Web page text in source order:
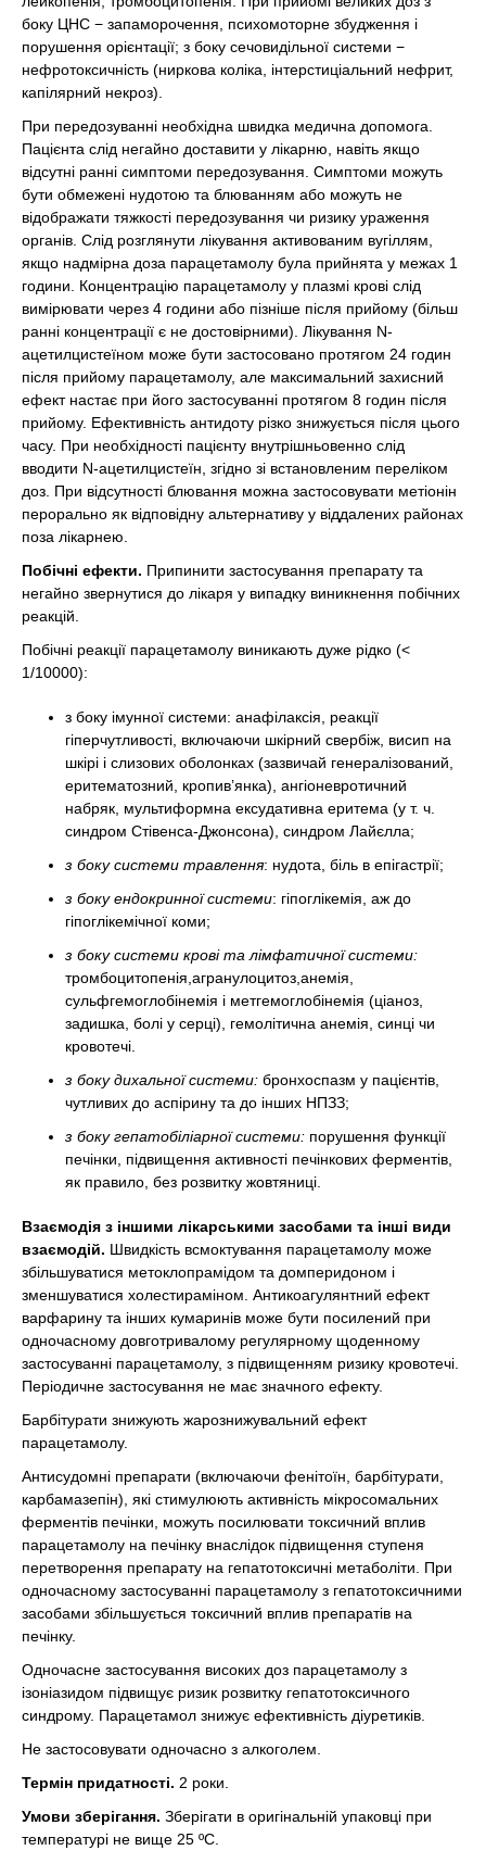
боку ЦНС − запаморочення, психомоторне збудження і
порушення орієнтації; з боку сечовидільної системи −
нефротоксичність (ниркова коліка, інтерстиціальний нефрит,
капілярний некроз).
При передозуванні необхідна швидка медична допомога.
Пацієнта слід негайно доставити у лікарню, навіть якщо
відсутні ранні симптоми передозування. Симптоми можуть
бути обмежені нудотою та блюванням або можуть не
відображати тяжкості передозування чи ризику ураження
органів. Слід розглянути лікування активованим вугіллям,
якщо надмірна доза парацетамолу була прийнята у межах 1
години. Концентрацію парацетамолу у плазмі крові слід
вимірювати через 4 години або пізніше після прийому (більш
ранні концентрації є не достовірними). Лікування N-
ацетилцистеїном може бути застосовано протягом 24 годин
після прийому парацетамолу, але максимальний захисний
ефект настає при його застосуванні протягом 8 годин після
прийому. Ефективність антидоту різко знижується після цього
часу. При необхідності пацієнту внутрішньовенно слід
вводити N-ацетилцистеїн, згідно зі встановленим переліком
доз. При відсутності блювання можна застосовувати метіонін
перорально як відповідну альтернативу у віддалених районах
поза лікарнею.
Побічні ефекти. Припинити застосування препарату та
негайно звернутися до лікаря у випадку виникнення побічних
реакцій.
Побічні реакції парацетамолу виникають дуже рідко (<
1/10000):
з боку імунної системи: анафілаксія, реакції
гіперчутливості, включаючи шкірний свербіж, висип на
шкірі і слизових оболонках (зазвичай генералізований,
еритематозний, кропив’янка), ангіоневротичний
набряк, мультиформна ексудативна еритема (у т. ч.
синдром Стівенса-Джонсона), синдром Лайєлла;
з боку системи травлення: нудота, біль в епігастрії;
з боку ендокринної системи: гіпоглікемія, аж до
гіпоглікемічної коми;
з боку системи крові та лімфатичної системи:
тромбоцитопенія,агранулоцитоз,анемія,
сульфгемоглобінемія і метгемоглобінемія (ціаноз,
задишка, болі у серці), гемолітична анемія, синці чи
кровотечі.
з боку дихальної системи: бронхоспазм у пацієнтів,
чутливих до аспірину та до інших НПЗЗ;
з боку гепатобіліарної системи: порушення функції
печінки, підвищення активності печінкових ферментів,
як правило, без розвитку жовтяниці.
Взаємодія з іншими лікарськими засобами та інші види
взаємодій. Швидкість всмоктування парацетамолу може
збільшуватися метоклопрамідом та домперидоном і
зменшуватися холестираміном. Антикоагулянтний ефект
варфарину та інших кумаринів може бути посилений при
одночасному довготривалому регулярному щоденному
застосуванні парацетамолу, з підвищенням ризику кровотечі.
Періодичне застосування не має значного ефекту.
Барбітурати знижують жарознижувальний ефект
парацетамолу.
Антисудомні препарати (включаючи фенітоїн, барбітурати,
карбамазепін), які стимулюють активність мікросомальних
ферментів печінки, можуть посилювати токсичний вплив
парацетамолу на печінку внаслідок підвищення ступеня
перетворення препарату на гепатотоксичні метаболіти. При
одночасному застосуванні парацетамолу з гепатотоксичними
засобами збільшується токсичний вплив препаратів на
печінку.
Одночасне застосування високих доз парацетамолу з
ізоніазидом підвищує ризик розвитку гепатотоксичного
синдрому. Парацетамол знижує ефективність діуретиків.
Не застосовувати одночасно з алкоголем.
Термін придатності. 2 роки.
Умови зберігання. Зберігати в оригінальній упаковці при
температурі не вище 25 ºС.